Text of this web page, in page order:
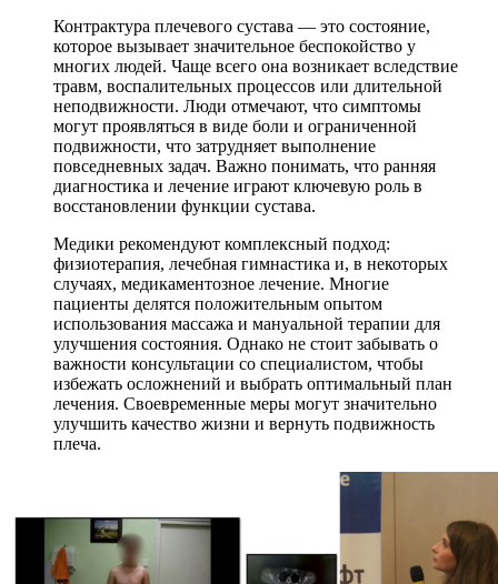
Контрактура плечевого сустава — это состояние,
которое вызывает значительное беспокойство у
многих людей. Чаще всего она возникает вследствие
травм, воспалительных процессов или длительной
неподвижности. Люди отмечают, что симптомы
могут проявляться в виде боли и ограниченной
подвижности, что затрудняет выполнение
повседневных задач. Важно понимать, что ранняя
диагностика и лечение играют ключевую роль в
восстановлении функции сустава.
Медики рекомендуют комплексный подход:
физиотерапия, лечебная гимнастика и, в некоторых
случаях, медикаментозное лечение. Многие
пациенты делятся положительным опытом
использования массажа и мануальной терапии для
улучшения состояния. Однако не стоит забывать о
важности консультации со специалистом, чтобы
избежать осложнений и выбрать оптимальный план
лечения. Своевременные меры могут значительно
улучшить качество жизни и вернуть подвижность
плеча.